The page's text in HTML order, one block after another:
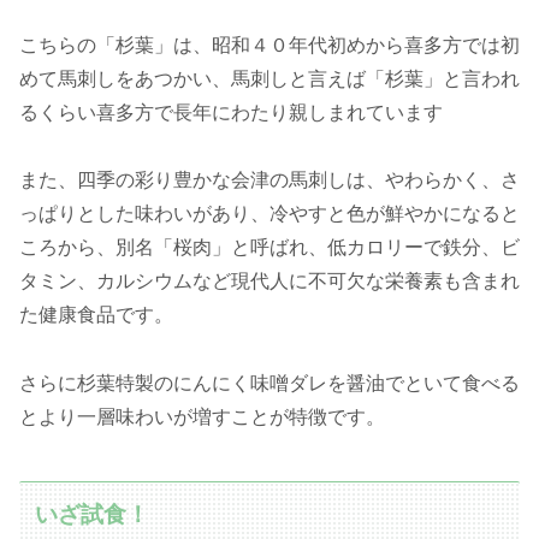
こちらの「杉葉」は、昭和４０年代初めから喜多方では初
めて馬刺しをあつかい、馬刺しと言えば「杉葉」と言われ
るくらい喜多方で長年にわたり親しまれています
また、四季の彩り豊かな会津の馬刺しは、やわらかく、さ
っぱりとした味わいがあり、冷やすと色が鮮やかになると
ころから、別名「桜肉」と呼ばれ、低カロリーで鉄分、ビ
タミン、カルシウムなど現代人に不可欠な栄養素も含まれ
た健康食品です。
さらに杉葉特製のにんにく味噌ダレを醤油でといて食べる
とより一層味わいが増すことが特徴です。
いざ試食！